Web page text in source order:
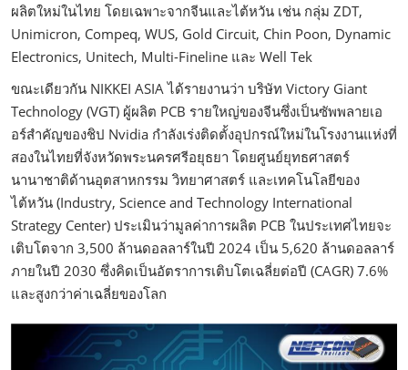
ผลิตใหม่ในไทย โดยเฉพาะจากจีนและไต้หวัน เช่น กลุ่ม ZDT,
Unimicron, Compeq, WUS, Gold Circuit, Chin Poon, Dynamic
Electronics, Unitech, Multi-Fineline และ Well Tek
ขณะเดียวกัน NIKKEI ASIA ได้รายงานว่า บริษัท Victory Giant
Technology (VGT) ผู้ผลิต PCB รายใหญ่ของจีนซึ่งเป็นซัพพลายเอ
อร์สำคัญของชิป Nvidia กำลังเร่งติดตั้งอุปกรณ์ใหม่ในโรงงานแห่งที่
สองในไทยที่จังหวัดพระนครศรีอยุธยา โดยศูนย์ยุทธศาสตร์
นานาชาติด้านอุตสาหกรรม วิทยาศาสตร์ และเทคโนโลยีของ
ไต้หวัน (Industry, Science and Technology International
Strategy Center) ประเมินว่ามูลค่าการผลิต PCB ในประเทศไทยจะ
เติบโตจาก 3,500 ล้านดอลลาร์ในปี 2024 เป็น 5,620 ล้านดอลลาร์
ภายในปี 2030 ซึ่งคิดเป็นอัตราการเติบโตเฉลี่ยต่อปี (CAGR) 7.6%
และสูงกว่าค่าเฉลี่ยของโลก